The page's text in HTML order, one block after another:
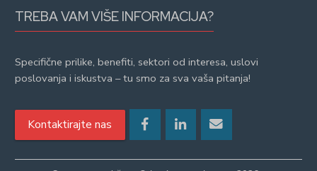
TREBA VAM VIŠE INFORMACIJA?
Specifične prilike, benefiti, sektori od interesa, uslovi
poslovanja i iskustva – tu smo za sva vaša pitanja!
Kontaktirajte nas